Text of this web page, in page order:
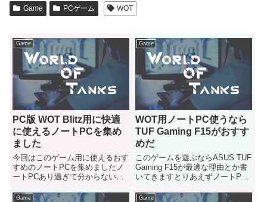
Game PCゲーム WOT
Game
PC版 WOT Blitz用に快適
に使えるノートPCを集め
ました
今回はこのゲーム用に使えるおす
すめのノートPCを集めましたノ
ートPCあり過ぎて分からない人
Game
WOT用ノートPC使うなら
TUF Gaming F15がおすす
めだ
このゲームを遊ぶならASUS TUF
Gaming F15が最適な理由とか書
いてきますとりあえずノートPC
どうぞ
Game Game